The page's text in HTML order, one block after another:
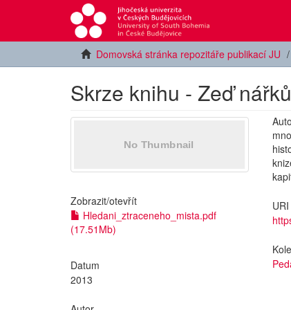
Domovská stránka repozitáře publikací JU
Skrze knihu - Zeď nářků
Zobrazit/otevřít
Hledani_ztraceneho_mista.pdf
(17.51Mb)
Datum
2013
URI